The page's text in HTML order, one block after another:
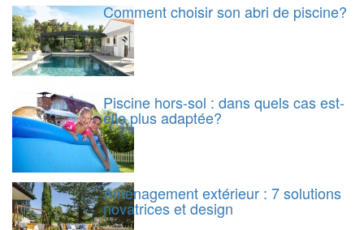
Comment choisir son abri de piscine?
Piscine hors-sol : dans quels cas est-
elle plus adaptée?
Aménagement extérieur : 7 solutions
novatrices et design